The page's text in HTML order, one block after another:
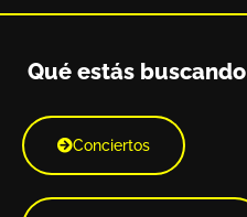
Qué estás buscando
Conciertos